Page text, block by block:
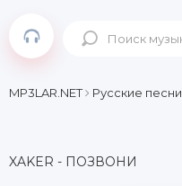
MP3LAR.NET Русские песни
XAKER - ПОЗВОНИ